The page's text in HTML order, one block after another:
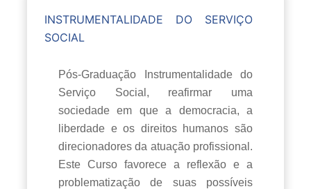
INSTRUMENTALIDADE DO SERVIÇO
SOCIAL
Pós-Graduação Instrumentalidade do
Serviço Social, reafirmar uma
sociedade em que a democracia, a
liberdade e os direitos humanos são
direcionadores da atuação profissional.
Este Curso favorece a reflexão e a
problematização de suas possíveis